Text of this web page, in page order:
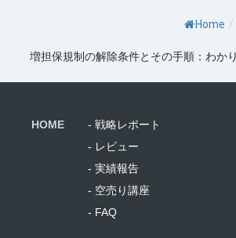
Home /
増担保規制の解除条件とその手順：わか
HOME
- 戦略レポート
- レビュー
- 実績報告
- 空売り講座
- FAQ